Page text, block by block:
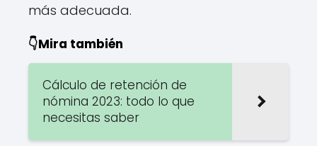
más adecuada.
👇Mira también
Cálculo de retención de
nómina 2023: todo lo que
necesitas saber